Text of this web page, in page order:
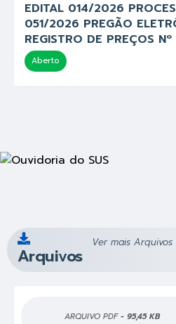
EDITAL 014/2026
051/2026 PREGÃO
REGISTRO DE PREÇOS
Aberto
Arquivos
Ver mais Arquivos
PDF 95,45 KB